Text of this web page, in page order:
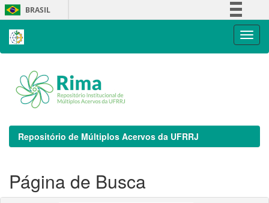
Skip
navigation
BRASIL
Repositório de Múltiplos Acervos da UFRRJ
Página de Busca